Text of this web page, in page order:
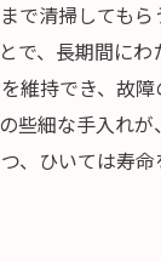
で清掃しても
で、長期間にわ
維持でき、故
些細な手入れが
、ひいては寿